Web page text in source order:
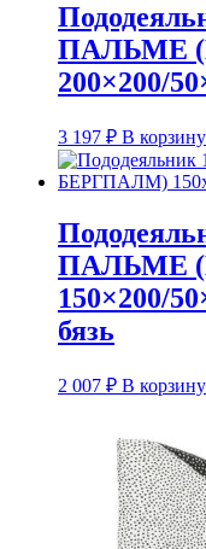
ПАЛЬМЕ
200×200/
3 197 ₽ В корзину
ПАЛЬМЕ
150×200/
бязь
2 007 ₽ В корзину